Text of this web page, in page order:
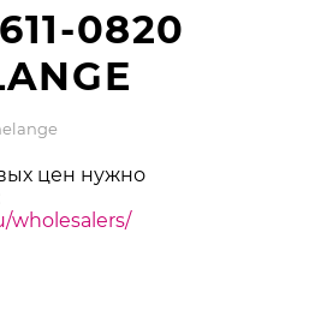
0820
цен нужно
wholesalers/